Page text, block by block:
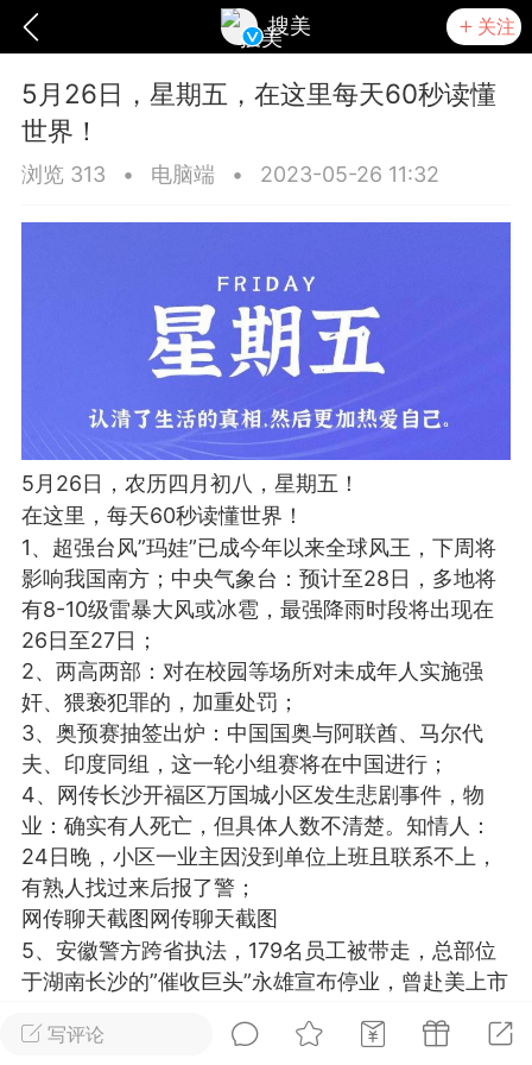
搜美 关注
爆汗熊 卡卡动能素 无创溶斑术
美业357 芯诗妍 卡卡美业
师 小熊水光
爆汗熊
脂
卡卡动能素
皇斯普拉雅
建术
DRYY面膜 微晶溶斑术
爆款平台 Lv.8 靓号
加盟商
26 23:18
电脑端 美业资讯
闪充小白罐
本/双效闪充，养出紧致小白脸！一、项
充小白罐 = 闪充大白肌（仪器）× 草本
产品）×极光嫩肤啫喱（产品）这是一套
护...写评论
5月26日，星期五，在这里每天60秒读懂
世界！
浏览 313 • 电脑端 • 2023-05-26 11:32
5月26日，农历四月初八，星期五！
在这里，每天60秒读懂世界！
1、超强台风”玛娃”已成今年以来全球风王，下周将
影响我国南方；中央气象台：预计至28日，多地将
有8-10级雷暴大风或冰雹，最强降雨时段将出现在
26日至27日；
2、两高两部：对在校园等场所对未成年人实施强
奸、猥亵犯罪的，加重处罚；
3、奥预赛抽签出炉：中国国奥与阿联酋、马尔代
夫、印度同组，这一轮小组赛将在中国进行；
4、网传长沙开福区万国城小区发生悲剧事件，物
业：确实有人死亡，但具体人数不清楚。知情人：
24日晚，小区一业主因没到单位上班且联系不上，
有熟人找过来后报了警；
网传聊天截图网传聊天截图
5、安徽警方跨省执法，179名员工被带走，总部位
于湖南长沙的”催收巨头”永雄宣布停业，曾赴美上市
获刑，安徽警方回应：正在侦办中；